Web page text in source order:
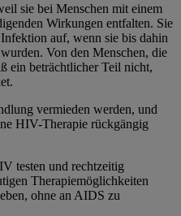
sie bei Menschen mit einem
Wirkungen entfalten. Sie
auf, wenn sie bis dahin
Von den Menschen, die
ein beträchtlicher Teil nicht,
vermieden werden, und
HIV-Therapie rückgängig
testen und rechtzeitig
Therapiemöglichkeiten
ohne an AIDS zu